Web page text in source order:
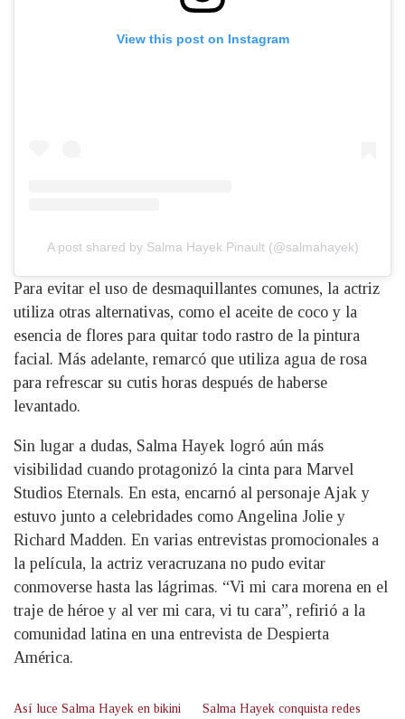
View this post on Instagram
A post shared by Salma Hayek Pinault (@salmahayek)
Para evitar el uso de desmaquillantes comunes, la actriz
utiliza otras alternativas, como el aceite de coco y la
esencia de flores para quitar todo rastro de la pintura
facial. Más adelante, remarcó que utiliza agua de rosa
para refrescar su cutis horas después de haberse
levantado.
Sin lugar a dudas, Salma Hayek logró aún más
visibilidad cuando protagonizó la cinta para Marvel
Studios Eternals. En esta, encarnó al personaje Ajak y
estuvo junto a celebridades como Angelina Jolie y
Richard Madden. En varias entrevistas promocionales a
la película, la actriz veracruzana no pudo evitar
conmoverse hasta las lágrimas. “Vi mi cara morena en el
traje de héroe y al ver mi cara, vi tu cara”, refirió a la
comunidad latina en una entrevista de Despierta
América.
Así luce Salma Hayek en bikini
Salma Hayek conquista redes